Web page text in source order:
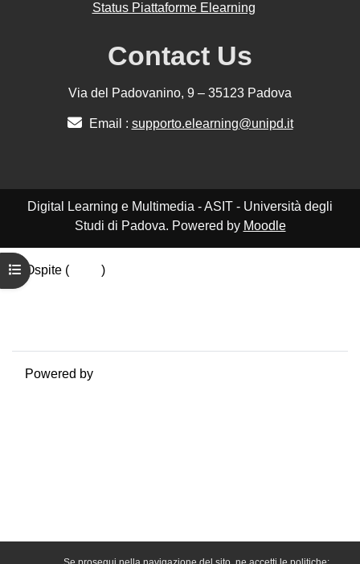
Apri indice del corso
Status Piattaforme Elearning
Contact Us
Via del Padovanino, 9 – 35123 Padova
Email : supporto.elearning@unipd.it
Digital Learning e Multimedia - ASIT - Università degli
Studi di Padova. Powered by Moodle
Ospite (
)
Powered by